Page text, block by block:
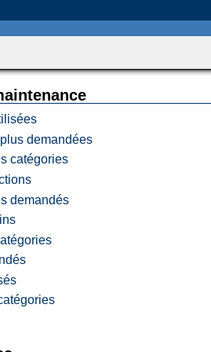
be compatible with SpecialPage::execute($subPage) in
demandées
catégories
demandés